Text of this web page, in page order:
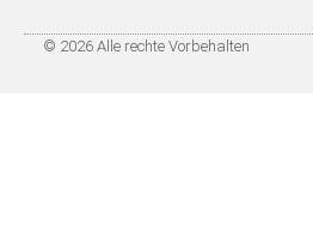
© 2026 Alle rechte Vorbehalten